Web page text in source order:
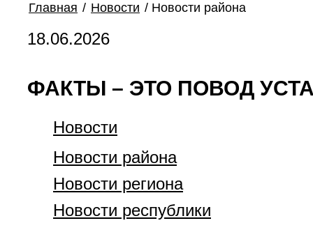
Главная / Новости / Новости района
18.06.2026
ФАКТЫ – ЭТО ПОВОД
Новости
Новости района
Новости региона
Новости республики